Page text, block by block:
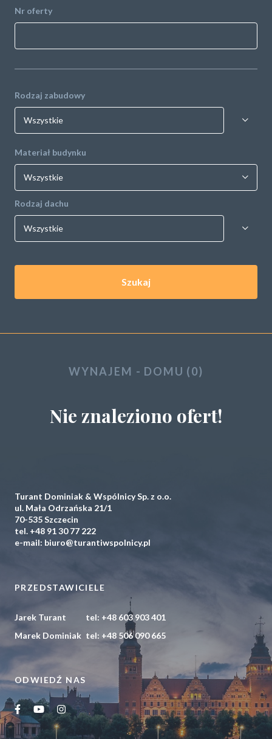
Nr oferty
Rodzaj zabudowy
Materiał budynku
Rodzaj dachu
Szukaj
WYNAJEM - DOMU (0)
Nie znaleziono ofert!
Turant Dominiak & Wspólnicy Sp. z o.o.
ul. Mała Odrzańska 21/1
70-535 Szczecin
tel. +48 91 30 77 222
e-mail: biuro@turantiwspolnicy.pl
PRZEDSTAWICIELE
Jarek Turant tel: +48 603 903 401
Marek Dominiak tel: +48 506 090 665
ODWIEDŹ NAS